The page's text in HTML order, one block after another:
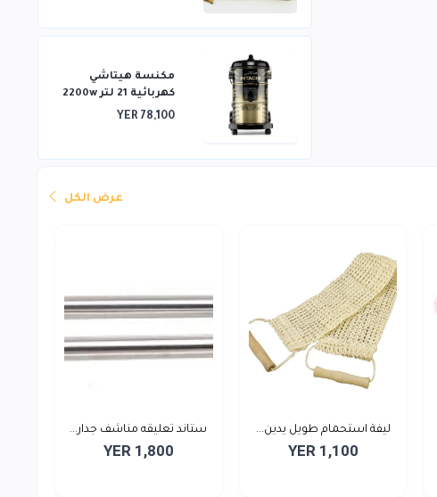
مكنسة هيتاشي
كهربائية 21 لتر 2200w
YER 78,100
عرض الكل
ليفة استحمام طويل يدين...
YER 1,100
ستاند تعليقه مناشف جدار...
YER 1,800